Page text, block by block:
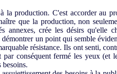
la production. C'est accorder au
que la production, non
crée les désirs qu'elle
un point qui semble
résistance. Ils ont senti,
par conséquent fermé les yeux (et
besoins.